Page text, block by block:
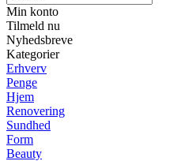
Min konto
Tilmeld nu
Nyhedsbreve
Kategorier
Erhverv
Penge
Hjem
Renovering
Sundhed
Form
Beauty